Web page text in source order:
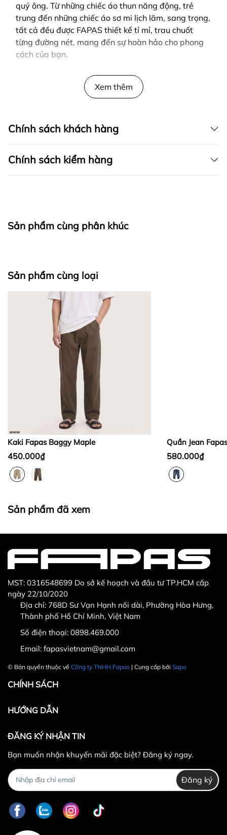
quý ông. Từ những chiếc áo thun năng động, trẻ
trung đến những chiếc áo sơ mi lịch lãm, sang trọng,
tất cả đều được FAPAS thiết kế tỉ mỉ, trau chuốt
từng đường nét, mang đến sự hoàn hảo cho phong
cách của bạn.
SẢN PHẨM ĐƯỢC THIẾT KẾ BỞI FAPAS
Xem thêm
Chính sách khách hàng
Chính sách kiểm hàng
Bước 3
Sản phẩm không đúng với đơn hàng đã đặt
Sản phẩm bị hư hỏng khi nhìn bằng mắt thường
Hotline CSKH: 090 376 9205
Fanpage:FACEBOOK.COM/FAPAS.VN
Sản phẩm cùng phân khúc
Sản phẩm cùng loại
Kaki Fapas Baggy Maple
450.000₫
Quần Jean
580.000₫
Sản phẩm đã xem
MST: 0316548699 Do sở kế hoạch và đầu tư TP.HCM cấp
ngày 22/10/2020
Địa chỉ: 768D Sư Vạn Hạnh nối dài, Phường Hòa Hưng,
Thành phố Hồ Chí Minh, Việt Nam
Số điện thoại: 0898.469.000
Email: fapasvietnam@gmail.com
© Bản quyền thuộc về Công ty TNHH Fapas | Cung cấp bởi Sapo
CHÍNH SÁCH
HƯỚNG DẪN
ĐĂNG KÝ NHẬN TIN
Bạn muốn nhận khuyến mãi đặc biệt? Đăng ký ngay.
Đăng ký